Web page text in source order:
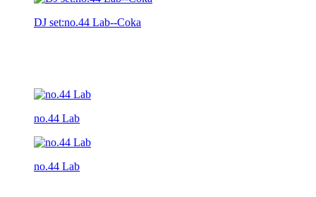
DJ set:no.44 Lab--Coka
no.44 Lab
no.44 Lab